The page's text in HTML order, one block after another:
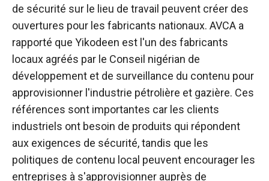
de sécurité sur le lieu de travail peuvent créer des
ouvertures pour les fabricants nationaux. AVCA a
rapporté que Yikodeen est l'un des fabricants
locaux agréés par le Conseil nigérian de
développement et de surveillance du contenu pour
approvisionner l'industrie pétrolière et gazière. Ces
références sont importantes car les clients
industriels ont besoin de produits qui répondent
aux exigences de sécurité, tandis que les
politiques de contenu local peuvent encourager les
entreprises à s'approvisionner auprès de